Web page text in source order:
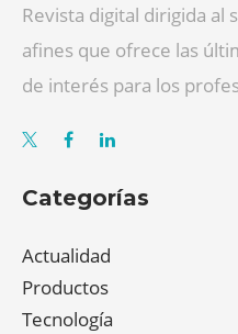
Revista digital dirigida al
afines que ofrece las
de interés para los
Categorías
Actualidad
Productos
Tecnología